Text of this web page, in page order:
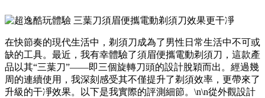
在快節奏的現代生活中，剃須刀成為了男性日常生活中不可或
缺的工具。最近，我有幸體驗了須眉便攜電動剃須刀，這款產
品以其“三葉刀”——即三個旋轉刀頭的設計脫穎而出。經過幾
周的連續使用，我深刻感受其不僅提升了剃須效率，更帶來了
升級的干凈效果。以下是我實際的評測細節。\n\n從外觀設計